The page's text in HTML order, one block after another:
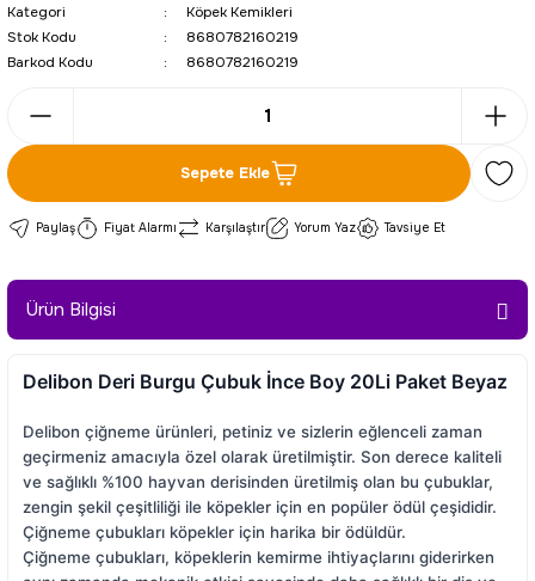
Kategori
Köpek Kemikleri
Stok Kodu
8680782160219
Barkod Kodu
8680782160219
Sepete Ekle
Paylaş Fiyat Alarmı Karşılaştır Yorum Yaz Tavsiye Et
Ürün Bilgisi
Delibon Deri Burgu Çubuk İnce Boy 20Li Paket Beyaz
Delibon çiğneme ürünleri, petiniz ve sizlerin eğlenceli zaman
geçirmeniz amacıyla özel olarak üretilmiştir. Son derece kaliteli
ve sağlıklı %100 hayvan derisinden üretilmiş olan bu çubuklar,
zengin şekil çeşitliliği ile köpekler için en popüler ödül çeşididir.
Çiğneme çubukları köpekler için harika bir ödüldür.
Çiğneme çubukları, köpeklerin kemirme ihtiyaçlarını giderirken